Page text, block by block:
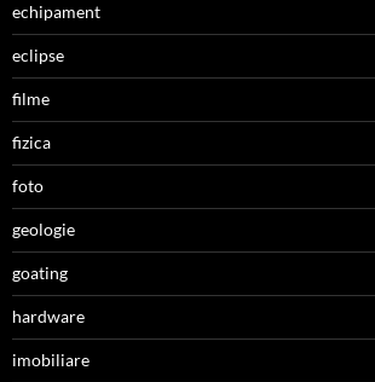
echipament
eclipse
filme
fizica
foto
geologie
goating
hardware
imobiliare